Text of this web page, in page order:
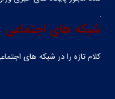
شبکه های اجتماعی
کلام تازه را در شبکه ‌های